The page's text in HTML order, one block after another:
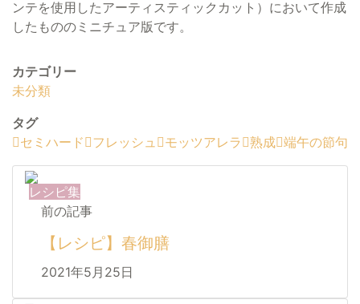
ンテを使用したアーティスティックカット）において作成
したもののミニチュア版です。
カテゴリー
未分類
タグ
セミハード
フレッシュ モッツアレラ 熟成 端午の節句
レシピ集
前の記事
【レシピ】春御膳
2021年5月25日